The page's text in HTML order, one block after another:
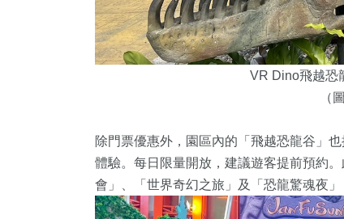
VR Dino飛越恐
（
除門票優惠外，園區內的「飛越恐龍谷」
體驗。每日限量開放，建議遊客提前預約
會」、「世界奇幻之旅」及「恐龍驚魂夜